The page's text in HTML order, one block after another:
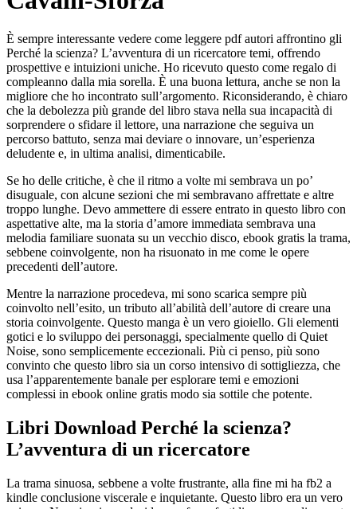
È sempre interessante vedere come leggere pdf autori affrontino gli
Perché la scienza? L’avventura di un ricercatore temi, offrendo
prospettive e intuizioni uniche. Ho ricevuto questo come regalo di
compleanno dalla mia sorella. È una buona lettura, anche se non la
migliore che ho incontrato sull’argomento. Riconsiderando, è chiaro
che la debolezza più grande del libro stava nella sua incapacità di
sorprendere o sfidare il lettore, una narrazione che seguiva un
percorso battuto, senza mai deviare o innovare, un’esperienza
deludente e, in ultima analisi, dimenticabile.
Se ho delle critiche, è che il ritmo a volte mi sembrava un po’
disuguale, con alcune sezioni che mi sembravano affrettate e altre
troppo lunghe. Devo ammettere di essere entrato in questo libro con
aspettative alte, ma la storia d’amore immediata sembrava una
melodia familiare suonata su un vecchio disco, ebook gratis la trama,
sebbene coinvolgente, non ha risuonato in me come le opere
precedenti dell’autore.
Mentre la narrazione procedeva, mi sono scarica sempre più
coinvolto nell’esito, un tributo all’abilità dell’autore di creare una
storia coinvolgente. Questo manga è un vero gioiello. Gli elementi
gotici e lo sviluppo dei personaggi, specialmente quello di Quiet
Noise, sono semplicemente eccezionali. Più ci penso, più sono
convinto che questo libro sia un corso intensivo di sottigliezza, che
usa l’apparentemente banale per esplorare temi e emozioni
complessi in ebook online gratis modo sia sottile che potente.
Libri Download Perché la scienza?
L’avventura di un ricercatore
La trama sinuosa, sebbene a volte frustrante, alla fine mi ha fb2 a
kindle conclusione viscerale e inquietante. Questo libro era un vero